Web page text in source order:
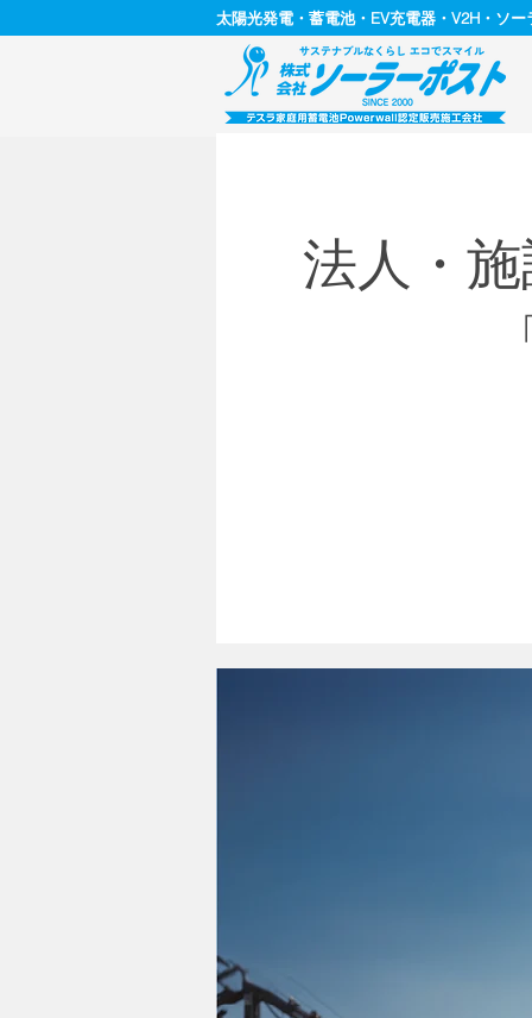
太陽光発電・蓄電池・EV充電器・V2H・ソ
法人・